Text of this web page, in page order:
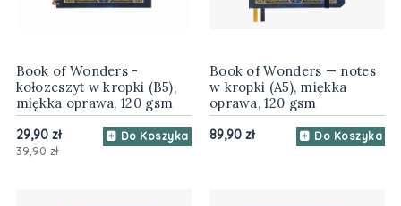
Book of Wonders -
kołozeszyt w kropki (B5),
miękka oprawa, 120 gsm
29,90 zł
39,90 zł
Do Koszyka
Book of Wonders — notes
w kropki (A5), miękka
oprawa, 120 gsm
89,90 zł Do Koszyka